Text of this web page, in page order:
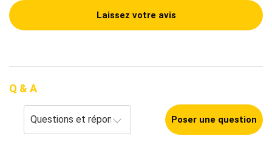
Laissez votre avis
Q & A
Poser une question